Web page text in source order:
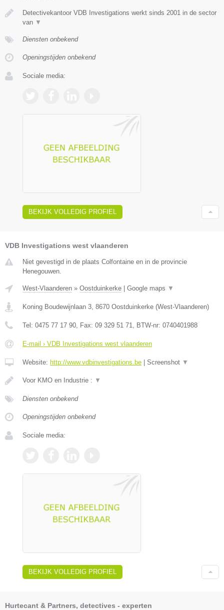
Detectivekantoor VDB Investigations werkt sinds 2001 in de sector
van ▼
Diensten onbekend
Openingstijden onbekend
Sociale media:
BEKIJK VOLLEDIG PROFIEL
VDB Investigations west vlaanderen
Niet gevestigd in de plaats Colfontaine en in de provincie
Henegouwen.
West-Vlaanderen » Oostduinkerke Google maps ▼
Koning Boudewijnlaan 3, 8670 Oostduinkerke (West-Vlaanderen)
Tel: 0475 77 17 90, Fax: 09 329 51 71, BTW-nr: 0740401988
E-mail › VDB Investigations west vlaanderen
Website: http://www.vdbinvestigations.be Screenshot ▼
Voor KMO en Industrie : ▼
Diensten onbekend
Openingstijden onbekend
Sociale media:
BEKIJK VOLLEDIG PROFIEL
Hurtecant & Partners, detectives - experten